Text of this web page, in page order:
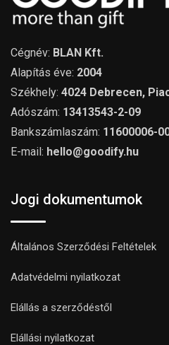
Cégnév: BLAN Kft.
Alapítás éve: 2004
Székhely: 4024 Debrecen,
Adószám: 13413543-2-09
Bankszámlaszám: 11600006-
E-mail: hello@goodify.hu
Jogi dokumentumok
Általános Szerződési Feltételek
Adatvédelmi nyilatkozat
Elállás a szerződéstől
Elállási nyilatkozat